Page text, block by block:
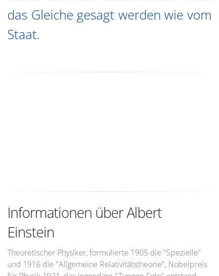
das Gleiche gesagt werden wie vom
Staat.
Informationen über Albert
Einstein
Theoretischer Physiker, formulierte 1905 die "Spezielle"
und 1916 die "Allgemeine Relativitätstheorie", Nobelpreis